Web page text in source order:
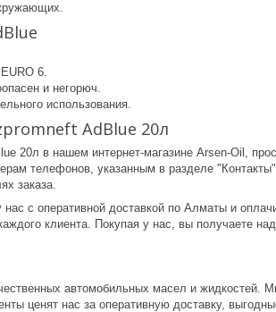
6.
и негорюч.
использования.
AdBlue 20л
20л в нашем интернет-магазине Arsen-Oil,
телефонов, указанным в разделе
заказа.
с оперативной доставкой по Алматы и
клиента. Покупая у нас, вы получаете
автомобильных масел и жидкостей.
ценят нас за оперативную доставку,